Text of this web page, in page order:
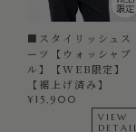
■スタイリッシュス
ーツ【ウォッシャブ
ル】【WEB限定】
【裾上げ済み】
¥ 15,900
VIEW
DETAIL